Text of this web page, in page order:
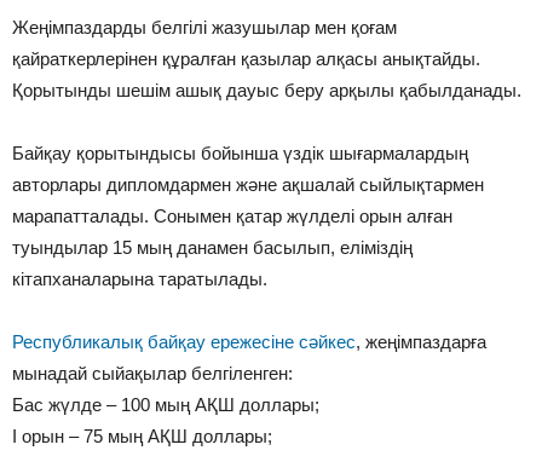
Жеңімпаздарды белгілі жазушылар мен қоғам
қайраткерлерінен құралған қазылар алқасы анықтайды.
Қорытынды шешім ашық дауыс беру арқылы қабылданады.
Байқау қорытындысы бойынша үздік шығармалардың
авторлары дипломдармен және ақшалай сыйлықтармен
марапатталады. Сонымен қатар жүлделі орын алған
туындылар 15 мың данамен басылып, еліміздің
кітапханаларына таратылады.
Республикалық байқау ережесіне сәйкес, жеңімпаздарға
мынадай сыйақылар белгіленген:
Бас жүлде – 100 мың АҚШ доллары;
I орын – 75 мың АҚШ доллары;